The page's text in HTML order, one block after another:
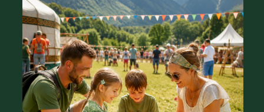
Аттракционы, настольные и
уличные игры для детей и
подростков
Lounge-шатёр 0–3
Уютное пространство для
малышей с мягкими зонами и
активностями